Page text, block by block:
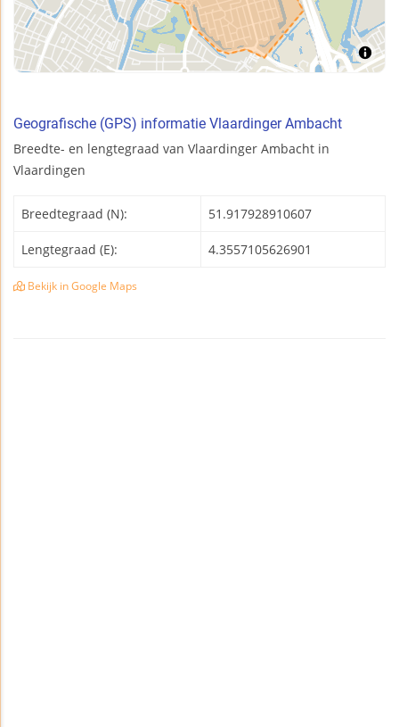
Geografische (GPS) informatie Vlaardinger Ambacht
Breedte- en lengtegraad van Vlaardinger Ambacht in
Vlaardingen
Breedtegraad (N): 51.917928910607
Lengtegraad (E): 4.3557105626901
Bekijk in Google Maps